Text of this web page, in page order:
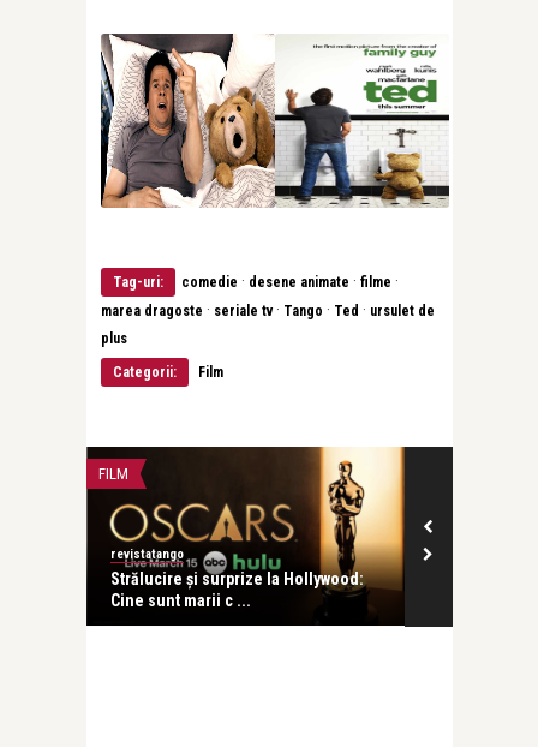
Tag-uri: comedie · desene animate · filme ·
marea dragoste · seriale tv· Tango · Ted · ursulet de
plus
Categorii:
Film
FILM
revistatango
Strălucire și surprize la Hollywood:
Cine sunt marii c ...